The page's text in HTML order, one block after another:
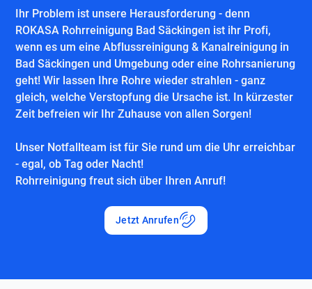
Ihr Problem ist unsere Herausforderung - denn
ROKASA Rohrreinigung Bad Säckingen ist ihr Profi,
wenn es um eine Abflussreinigung & Kanalreinigung in
Bad Säckingen und Umgebung oder eine Rohrsanierung
geht! Wir lassen Ihre Rohre wieder strahlen - ganz
gleich, welche Verstopfung die Ursache ist. In kürzester
Zeit befreien wir Ihr Zuhause von allen Sorgen!
Unser Notfallteam ist für Sie rund um die Uhr erreichbar
- egal, ob Tag oder Nacht!
Rohrreinigung freut sich über Ihren Anruf!
Jetzt Anrufen